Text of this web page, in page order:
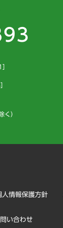
く）
人情報保護方針
い合わせ